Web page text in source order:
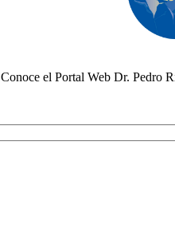
Conoce el Portal Web Dr. Pedro